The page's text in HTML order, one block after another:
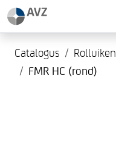
Catalogus Rolluiken
FMR HC (rond)